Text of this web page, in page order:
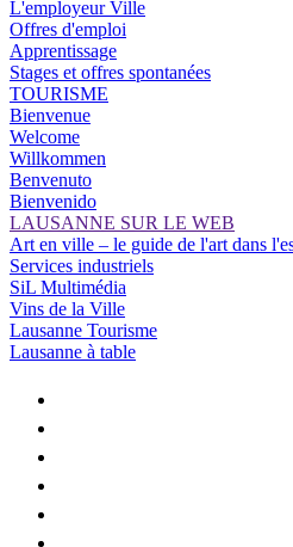
L'employeur Ville
Offres d'emploi
Apprentissage
Stages et offres spontanées
TOURISME
Bienvenue
Welcome
Willkommen
Benvenuto
Bienvenido
LAUSANNE SUR LE WEB
Art en ville – le guide de l'art dans
Services industriels
SiL Multimédia
Vins de la Ville
Lausanne Tourisme
Lausanne à table